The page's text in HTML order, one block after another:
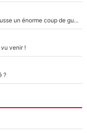
Victime de racisme contre Murray, Kyrgios pousse un énorme coup de gueule !
venir !
?